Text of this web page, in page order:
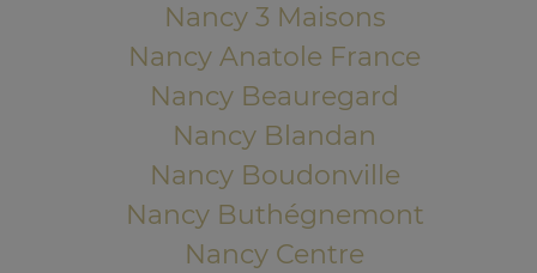
Nancy 3 Maisons
Nancy Anatole France
Nancy Beauregard
Nancy Blandan
Nancy Boudonville
Nancy Buthégnemont
Nancy Centre